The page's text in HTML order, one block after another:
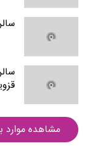
مشاهده موارد